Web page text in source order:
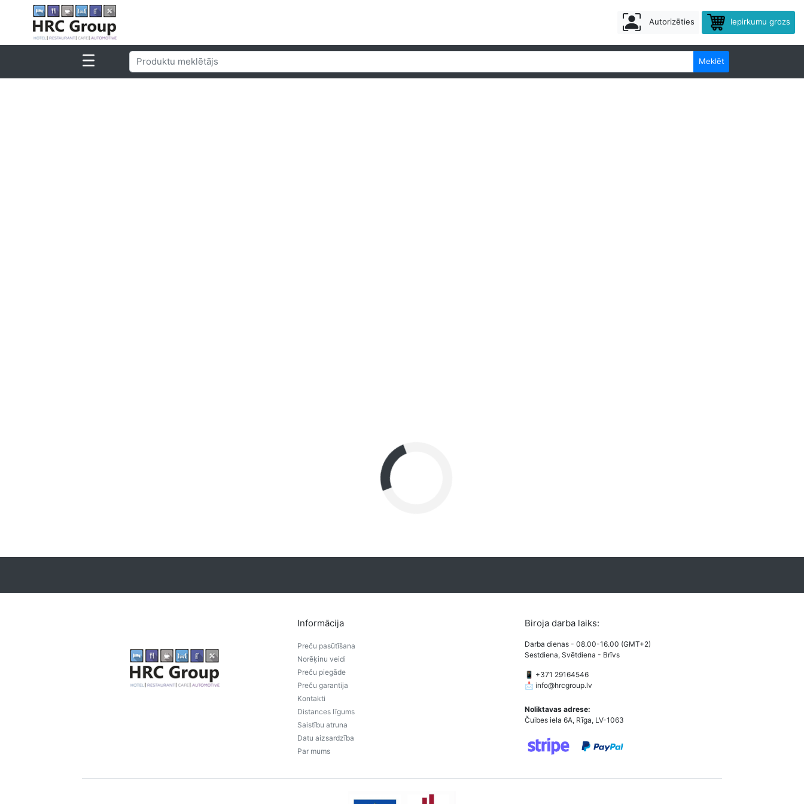
Autorizēties Iepirkumu grozs
Meklēt
Informācija
Preču pasūtīšana
Norēķinu veidi
Preču piegāde
Preču garantija
Kontakti
Distances līgums
Saistību atruna
Datu aizsardzība
Par mums
Biroja darba laiks:
Darba dienas - 08.00-16.00 (GMT+2)
Sestdiena, Svētdiena - Brīvs
📱 +371 29164546
📩 info@hrcgroup.lv
Noliktavas adrese:
Čuibes iela 6A, Rīga, LV-1063